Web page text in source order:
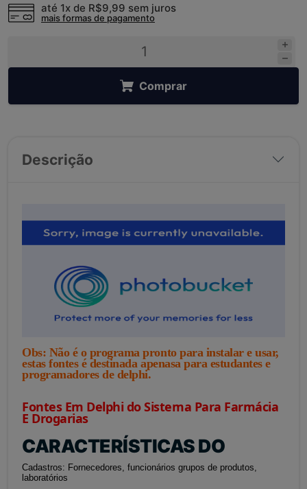
até 1x de R$9,99 sem juros
mais formas de pagamento
Comprar
Descrição
Obs: Não é o programa pronto para instalar e usar,
estas fontes é destinada apenasa para estudantes e
programadores de delphi.
Fontes Em Delphi do Sistema Para Farmácia
E Drogarias
CARACTERÍSTICAS DO
Cadastros: Fornecedores, funcionários grupos de produtos,
laboratórios